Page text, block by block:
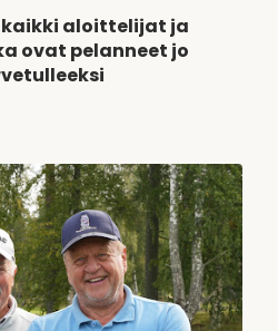
aloittelijat ja
ovat pelanneet jo